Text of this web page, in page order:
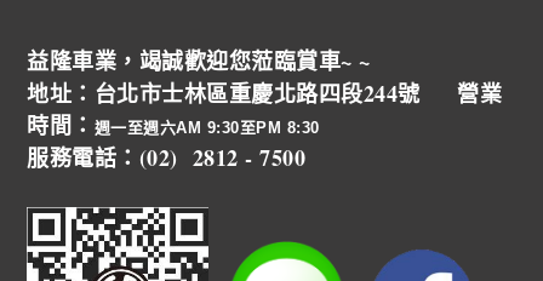
益隆車業，竭誠歡迎您蒞臨賞車~ ~
地址：台北市士林區重慶北路四段244號 營業
時間： 週一至週六AM 9:30至PM 8:30
服務電話：(02) 2812 - 7500